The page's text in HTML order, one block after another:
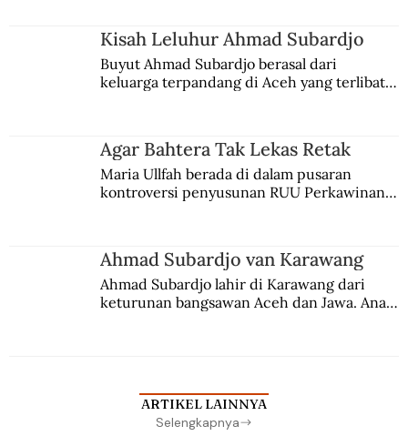
Kisah Leluhur Ahmad Subardjo
Buyut Ahmad Subardjo berasal dari
keluarga terpandang di Aceh yang terlibat
Agar Bahtera Tak Lekas Retak
Maria Ullfah berada di dalam pusaran
kontroversi penyusunan RUU Perkawinan.
Ahmad Subardjo van Karawang
Ahmad Subardjo lahir di Karawang dari
keturunan bangsawan Aceh dan Jawa. Anak
ARTIKEL LAINNYA
Selengkapnya